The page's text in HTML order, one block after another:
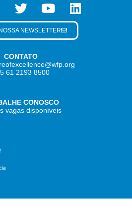
CONTATO
61 2193 8500
CONOSCO
vagas disponíveis
NEWSLETTER